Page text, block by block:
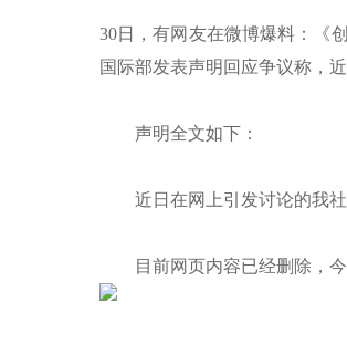
30日，有网友在微博爆料：《
国际部发表声明回应争议称，
声明全文如下：
近日在网上引发讨论的我社
目前网页内容已经删除，今